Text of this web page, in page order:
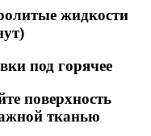
жидкости
под горячее
поверхность
тканью